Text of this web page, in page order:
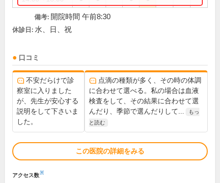
備考: 開院時間 午前8:30
休診日: 水、日、祝
口コミ
不安だらけで診
察室に入りました
が、先生が安心する
説明をして下さいま
した。
点滴の種類が多く、その時の体調
に合わせて選べる。私の場合は血液
検査をして、その結果に合わせて選
んだり、季節で選んだりして...
もっ
と読む
この医院の詳細をみる
アクセス数※